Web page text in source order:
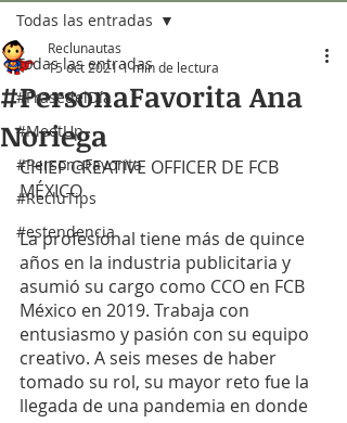
Todas las entradas
#FrasedelDía
#MeetUp
#PersonaFavorita
#RecluTips
#estendencia
Todas las entradas
#PersonaFavorita Ana
Noriega
Reclunautas
15 oct 20211 min de lectura
CHIEF CREATIVE OFFICER DE FCB
MÉXICO
La profesional tiene más de quince
años en la industria publicitaria y
asumió su cargo como CCO en FCB
México en 2019. Trabaja con
entusiasmo y pasión con su equipo
creativo. A seis meses de haber
tomado su rol, su mayor reto fue la
llegada de una pandemia en donde